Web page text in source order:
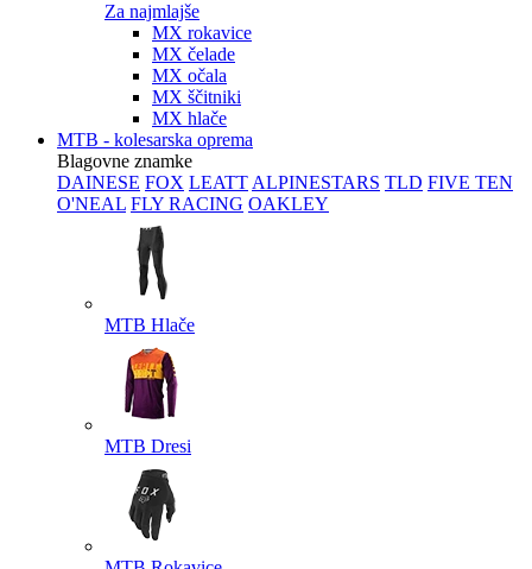
Za najmlajše
MX rokavice
MX čelade
MX očala
MX ščitniki
MX hlače
MTB - kolesarska oprema
Blagovne znamke
DAINESE FOX LEATT ALPINESTARS TLD FIVE TEN
O'NEAL FLY RACING OAKLEY
MTB Hlače
MTB Dresi